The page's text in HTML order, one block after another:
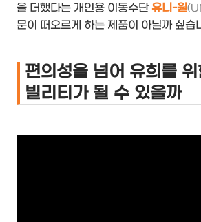
을 더했다는 개인용 이동수단유니-원
문이 떠오르게 하는 제품이 아닐까 싶습
편의성을 넘어 유희를
빌리티가 될 수 있을까